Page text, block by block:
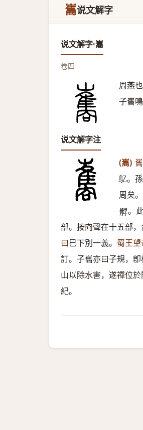
巂说文解字
说文解字·巂
卷四
周燕
子巂
说文解字注
(巂)
鳦。
周矣
𩩙 。
部。按㕯聲在十五部
曰巳下別一義。 蜀王
訂。子巂亦曰子規，
山以除水害，遂禪位
紀。